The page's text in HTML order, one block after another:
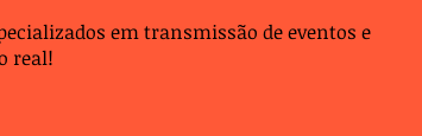
em transmissão de eventos e
real!